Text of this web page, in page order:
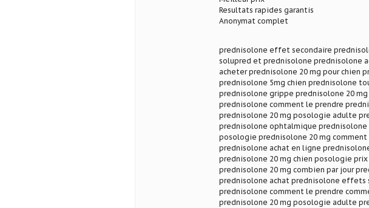
Resultats rapides garantis
Anonymat complet
prednisolone effet secondaire
solupred et prednisolone prednisolone
acheter prednisolone 20 mg pour chien
prednisolone 5mg chien prednisolone
prednisolone grippe prednisolone 20
prednisolone comment le prendre
prednisolone 20 mg posologie adulte
prednisolone ophtalmique prednisolone
posologie prednisolone 20 mg
prednisolone achat en ligne
prednisolone 20 mg chien posologie
prednisolone 20 mg combien par jour
prednisolone achat prednisolone effets
prednisolone comment le prendre
prednisolone 20 mg posologie adulte